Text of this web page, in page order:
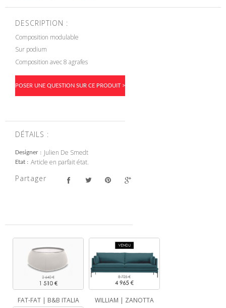
DESCRIPTION :
Composition modulable
Sur podium
Composition avec 8 agrafes
POSER UNE QUESTION SUR CE PRODUIT >
DÉTAILS :
Designer Julien De Smedt
Etat Article en parfait état.
Partager
FAT-FAT | B&B ITALIA WILLIAM | ZANOTTA